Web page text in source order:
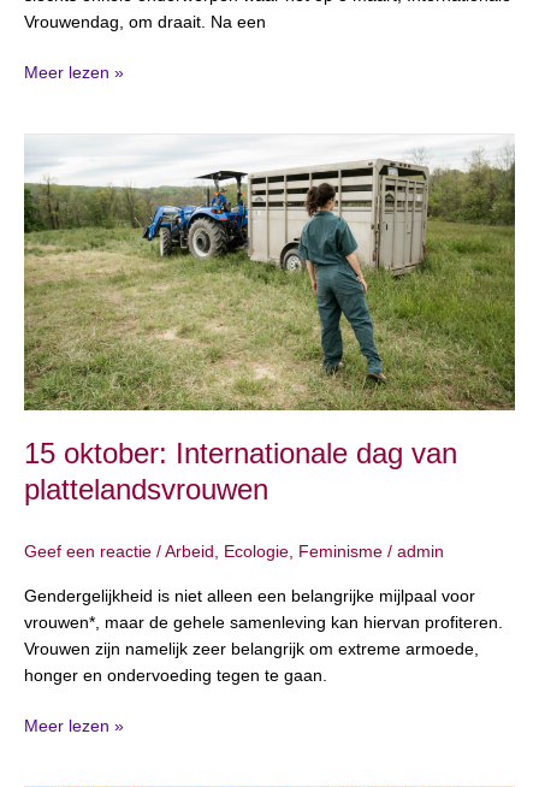
Vrouwendag, om draait. Na een
Meer lezen »
15 oktober: Internationale dag van
plattelandsvrouwen
Geef een reactie / Arbeid , Ecologie, Feminisme / admin
Gendergelijkheid is niet alleen een belangrijke mijlpaal voor
vrouwen*, maar de gehele samenleving kan hiervan profiteren.
Vrouwen zijn namelijk zeer belangrijk om extreme armoede,
honger en ondervoeding tegen te gaan.
oktober:
Internationale
dag
van
plattelandsvrouwen
Meer lezen »